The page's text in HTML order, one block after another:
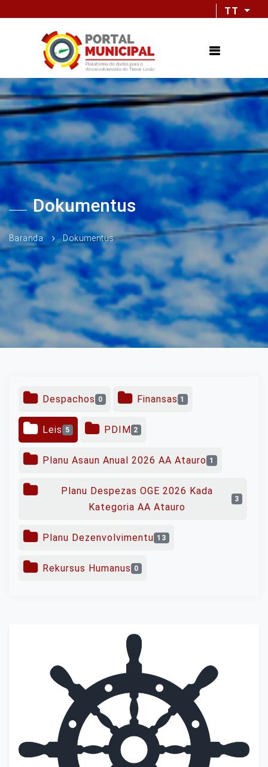
TT
Dokumentus
Baranda Dokumentus
Despachos 0 Finansas 1
Leis 5 PDIM 2
Planu Asaun Anual 2026 AA Atauro 1
Planu Despezas OGE 2026 Kada
Kategoria AA Atauro
3
Planu Dezenvolvimentu 13
Rekursus Humanus 0